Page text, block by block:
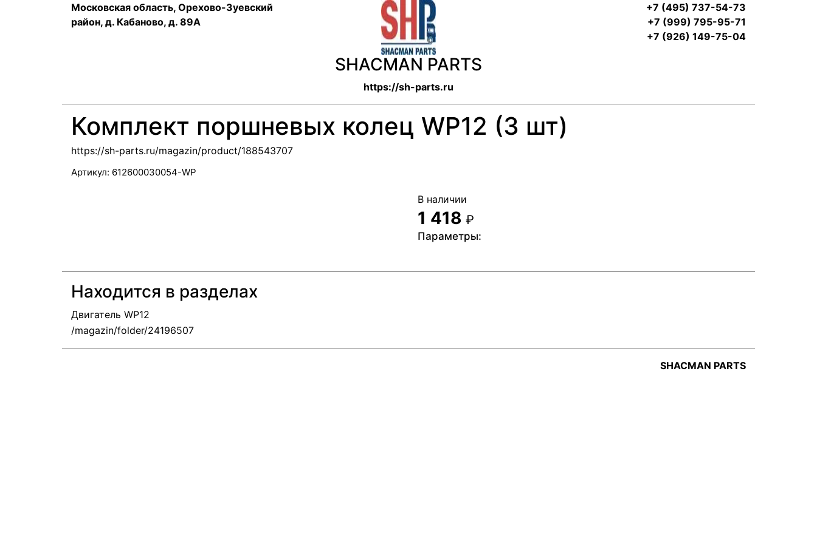
Московская область, Орехово-Зуевский
район, д. Кабаново, д. 89А
SHACMAN PARTS
https://sh-parts.ru
+7 (495) 737-54-73
+7 (999) 795-95-71
+7 (926) 149-75-04
Комплект поршневых колец WP12 (3 шт)
https://sh-parts.ru/magazin/product/188543707
Артикул: 612600030054-WP
В наличии
1 418 ₽
Параметры:
Находится в разделах
Двигатель WP12
SHACMAN PARTS